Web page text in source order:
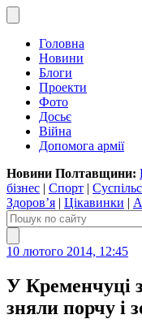
Головна
Новини
Блоги
Проекти
Фото
Досьє
Війна
Допомога армії
Новини Полтавщини:
бізнес | Спорт |
Здоров’я | Цікавинки |
10 лютого 2014, 12:45
У Кременчуці
зняли порчу і